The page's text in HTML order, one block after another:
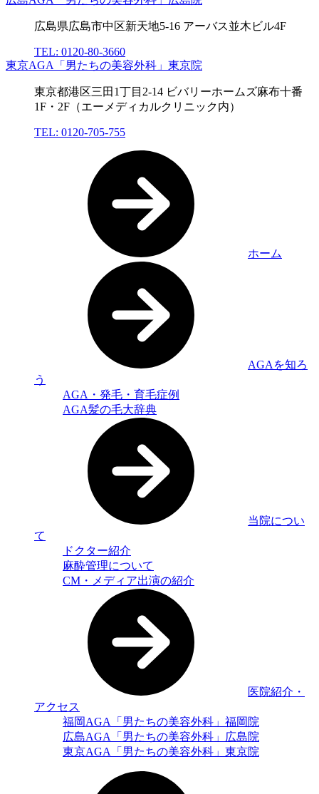
広島県広島市中区新天地5-16 アーバス並木ビル4F
TEL: 0120-80-3660
東京AGA「男たちの美容外科」東京院
東京都港区三田1丁目2-14 ビバリーホームズ麻布十番
1F・2F（エーメディカルクリニック内）
TEL: 0120-705-755
ホーム
AGAを知ろ
う
AGA・発毛・育毛症例
AGA髪の毛大辞典
当院につい
て
ドクター紹介
麻酔管理について
CM・メディア出演の紹介
医院紹介・
アクセス
福岡AGA「男たちの美容外科」福岡院
広島AGA「男たちの美容外科」広島院
東京AGA「男たちの美容外科」東京院